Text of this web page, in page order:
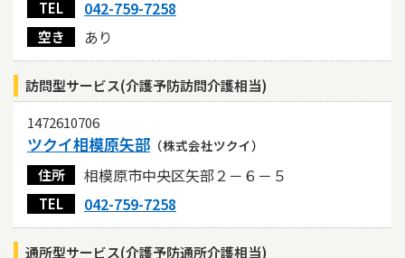
TEL 042-759-7258
空き あり
訪問型サービス(介護予防訪問介護相当)
1472610706
ツクイ相模原矢部 （株式会社ツクイ）
住所 相模原市中央区矢部２－６－５
TEL 042-759-7258
通所型サービス(介護予防通所介護相当)